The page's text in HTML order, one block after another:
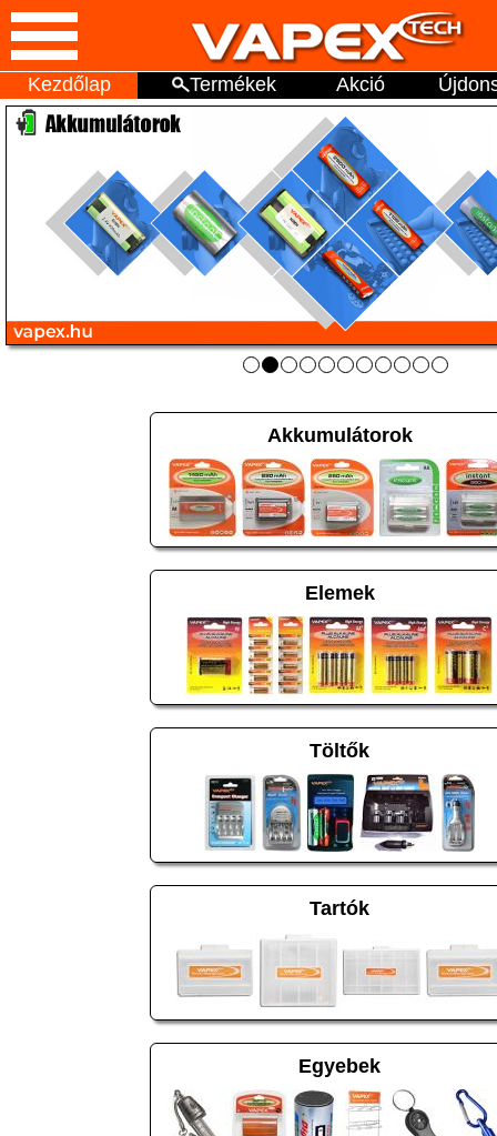
Kezdőlap Termékek Akció
Akkumulátorok
Elemek
Töltők
Tartók
Egyebek